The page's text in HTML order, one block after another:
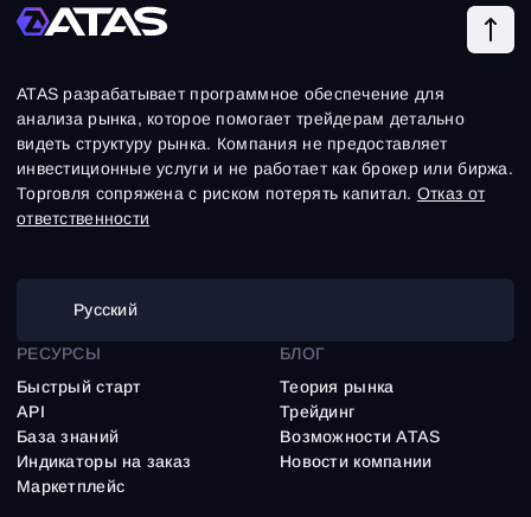
ATAS разрабатывает программное обеспечение для
анализа рынка, которое помогает трейдерам детально
видеть структуру рынка. Компания не предоставляет
инвестиционные услуги и не работает как брокер или биржа.
Торговля сопряжена с риском потерять капитал. Отказ от
ответственности
Русский
РЕСУРСЫ
Быстрый старт
API
База знаний
Индикаторы на заказ
Маркетплейс
БЛОГ
Теория рынка
Трейдинг
Возможности ATAS
Новости компании